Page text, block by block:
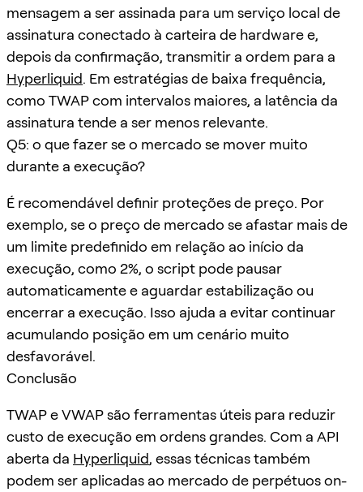
mensagem a ser assinada para um serviço local de
assinatura conectado à carteira de hardware e,
depois da confirmação, transmitir a ordem para a
Hyperliquid. Em estratégias de baixa frequência,
como TWAP com intervalos maiores, a latência da
assinatura tende a ser menos relevante.
Q5: o que fazer se o mercado se mover muito
durante a execução?
É recomendável definir proteções de preço. Por
exemplo, se o preço de mercado se afastar mais de
um limite predefinido em relação ao início da
execução, como 2%, o script pode pausar
automaticamente e aguardar estabilização ou
encerrar a execução. Isso ajuda a evitar continuar
acumulando posição em um cenário muito
desfavorável.
Conclusão
TWAP e VWAP são ferramentas úteis para reduzir
custo de execução em ordens grandes. Com a API
aberta da Hyperliquid, essas técnicas também
podem ser aplicadas ao mercado de perpétuos on-